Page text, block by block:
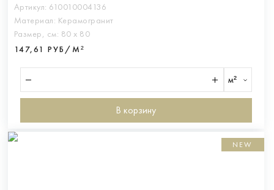
Артикул: 610010004136
Материал: Керамогранит
Размер, см: 80 х 80
147,61 РУБ/М²
м²
В корзину
NEW